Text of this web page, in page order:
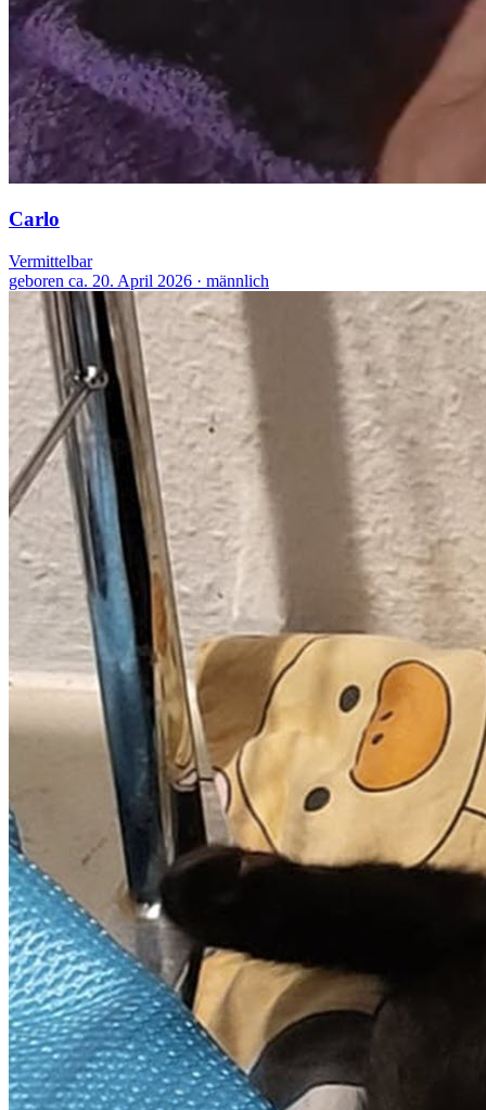
Carlo
Vermittelbar
geboren ca. 20. April 2026 · männlich